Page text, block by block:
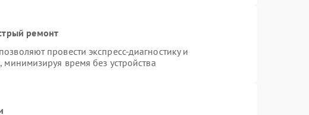
ремонт
провести экспресс-диагностику и
время без устройства